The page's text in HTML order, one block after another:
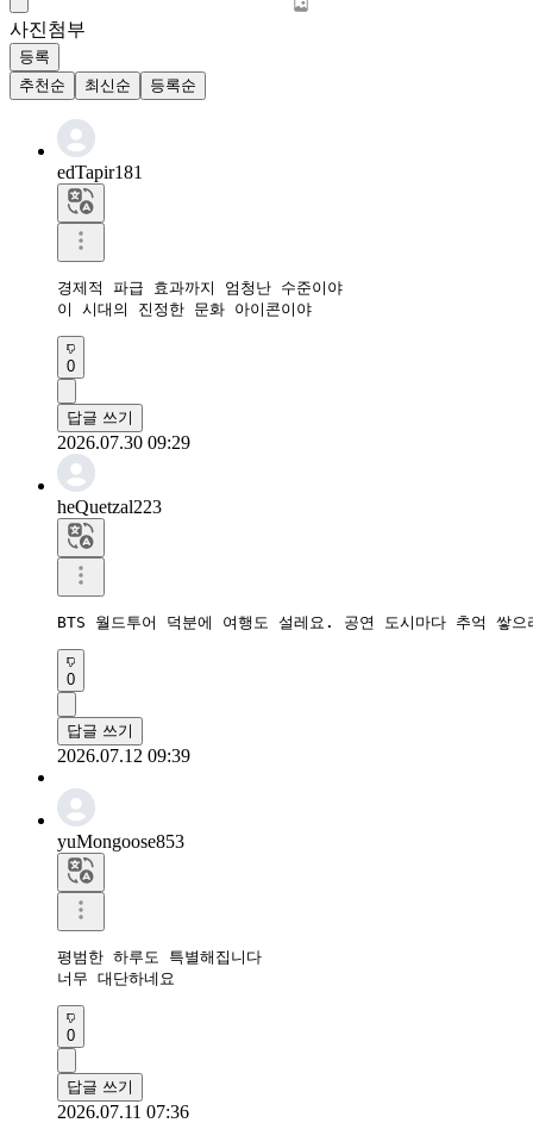
사진첨부
등록
추천순
최신순 등록순
edTapir181
경제적 파급 효과까지 엄청난 수준이야
이 시대의 진정한 문화 아이콘이야
0
답글 쓰기
2026.07.30 09:29
heQuetzal223
BTS 월드투어 덕분에 여행도 설레요. 공연 도시마다 추억 쌓
0
답글 쓰기
2026.07.12 09:39
yuMongoose853
평범한 하루도 특별해집니다
너무 대단하네요
0
답글 쓰기
2026.07.11 07:36